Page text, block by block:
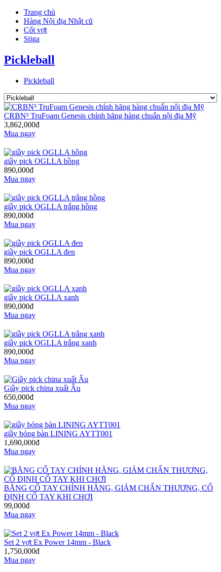
Trang chủ
Hàng Nội địa Nhật cũ
Cốt vợt
Stiga
Pickleball
Pickleball
CRBN³ TruFoam Genesis chính hãng hàng chuẩn nội địa Mỹ
3,862,000đ
Mua ngay
giầy pick OGLLA hồng
890,000đ
Mua ngay
giầy pick OGLLA trắng hồng
890,000đ
Mua ngay
giầy pick OGLLA đen
890,000đ
Mua ngay
giầy pick OGLLA xanh
890,000đ
Mua ngay
giầy pick OGLLA trắng xanh
890,000đ
Mua ngay
Giầy pick china xuất Âu
650,000đ
Mua ngay
giầy bóng bàn LINING AYTT001
1,690,000đ
Mua ngay
BĂNG CỔ TAY CHÍNH HÃNG, GIẢM CHẤN THƯƠNG, CỐ
ĐỊNH CỔ TAY KHI CHƠI
99,000đ
Mua ngay
Set 2 vợt Ex Power 14mm - Black
1,750,000đ
Mua ngay